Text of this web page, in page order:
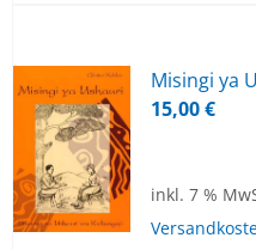
Mi­sin­gi ya
15,00€
inkl. 7 %